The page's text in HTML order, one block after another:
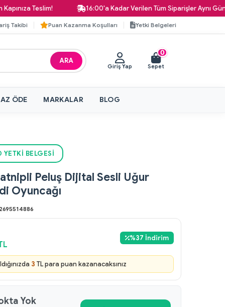
Teslim! 16:00'a Kadar Verilen Tüm Siparişler Aynı Gün
Takibi Puan Kazanma Koşulları Yetki Belgeleri
ARA
Giriş Yap
0
Sepet
ÖDE MARKALAR BLOG
YETKI BELGESI
Peluş Dijital Sesli Uğur
Oyuncağı
%37 İndirim
3 TL para puan kazanacaksınız
Yok